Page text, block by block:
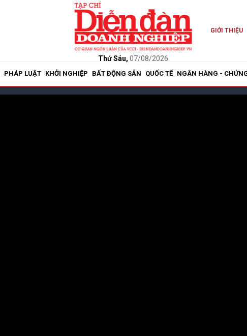
Thứ Sáu, 07/08/2026
GIỚI THIỆU
PHÁP LUẬT KHỞI NGHIỆP BẤT ĐỘNG SẢN QUỐC TẾ NGÂN HÀNG -